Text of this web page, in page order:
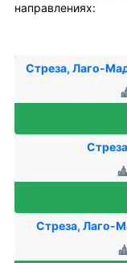
направлениях:
Стреза, Лаго-
Стреза, Лаго-